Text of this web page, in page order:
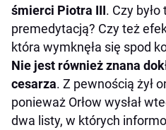
śmierci Piotra III. Czy
premedytacją? Czy też
która wymknęła się spod
Nie jest również znana
cesarza. Z pewnością żył
ponieważ Orłow wysłał
dwa listy, w których